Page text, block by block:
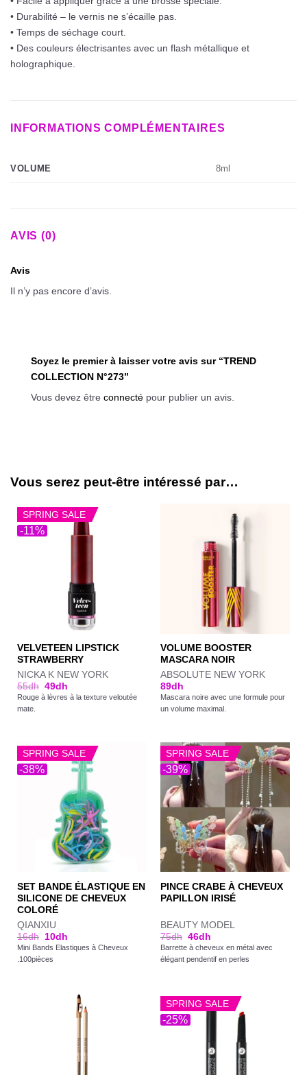
• Durabilité – le vernis ne s’écaille pas.
• Temps de séchage court.
• Des couleurs électrisantes avec un flash métallique et
holographique.
INFORMATIONS COMPLÉMENTAIRES
VOLUME 8ml
AVIS (0)
Avis
Il n’y pas encore d’avis.
Soyez le premier à laisser votre avis sur “TREND
COLLECTION N°273”
Vous devez être connecté pour publier un avis.
Vous serez peut-être intéressé par…
-11%
SPRING SALE
VELVETEEN LIPSTICK
STRAWBERRY
NICKA K NEW YORK
55dh 49dh
Rouge à lèvres à la texture veloutée
mate.
VOLUME BOOSTER
MASCARA NOIR
ABSOLUTE NEW YORK
89dh
Mascara noire avec une formule pour
un volume maximal.
-38%
SPRING SALE
SET BANDE ÉLASTIQUE EN
SILICONE DE CHEVEUX
COLORÉ
QIANXIU
16dh 10dh
Mini Bands Elastiques à Cheveux
.100pièces
-39%
SPRING SALE
PINCE CRABE À CHEVEUX
PAPILLON IRISÉ
BEAUTY MODEL
75dh 46dh
Barrette à cheveux en métal avec
élégant pendentif en perles
-25%
SPRING SALE